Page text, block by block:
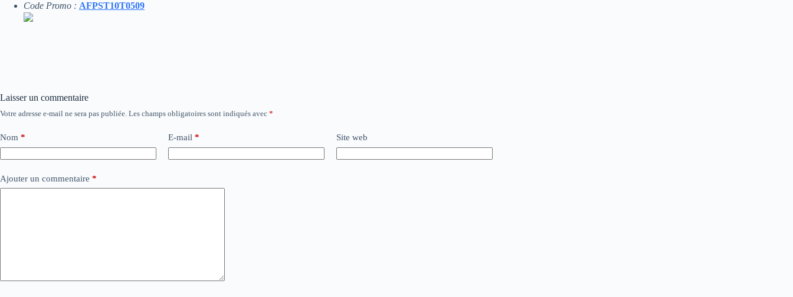
Code Promo : AFPST10T0509
Laisser un commentaire
Votre adresse e-mail ne sera pas publiée. Les champs obligatoires sont indiqués avec *
Nom * E-mail * Site web
Ajouter un commentaire *